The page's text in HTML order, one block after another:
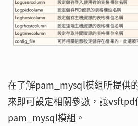
在了解pam_mysql模組所提供
來即可設定相關參數，讓vsftpd
pam_mysql模組。